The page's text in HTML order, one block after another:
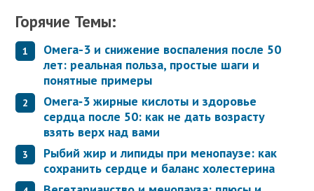
Горячие Темы:
Омега-3 и снижение воспаления после 50
лет: реальная польза, простые шаги и
понятные примеры
Омега‑3 жирные кислоты и здоровье
сердца после 50: как не дать возрасту
взять верх над вами
Рыбий жир и липиды при менопаузе: как
сохранить сердце и баланс холестерина